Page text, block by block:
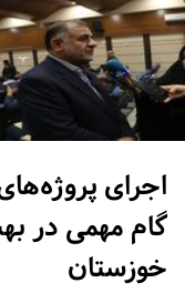
اجرای
گام مهمی در
خوزستان